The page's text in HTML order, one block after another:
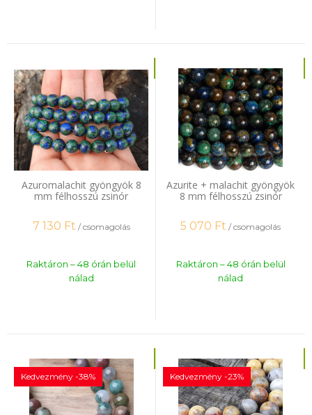
Azuromalachit gyöngyök 8
mm félhosszú zsinór
7 130 Ft / csomagolás
Raktáron – 48 órán belül
nálad
Azurite + malachit gyöngyök
8 mm félhosszú zsinór
5 070 Ft / csomagolás
Raktáron – 48 órán belül
nálad
Kedvezmény -38% Kedvezmény -23%